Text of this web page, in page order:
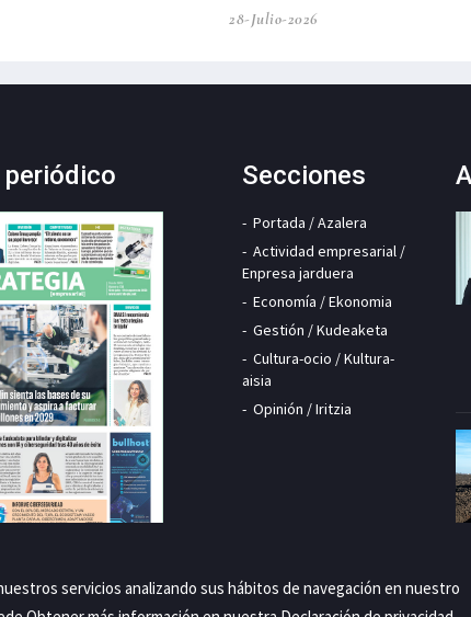
28-Julio-2026
Secciones
Portada / Azalera
Actividad empresarial /
Enpresa jarduera
Economía / Ekonomia
Gestión / Kudeaketa
Cultura-ocio / Kultura-
aisia
Opinión / Iritzia
servicios analizando sus hábitos de navegación en nuestro